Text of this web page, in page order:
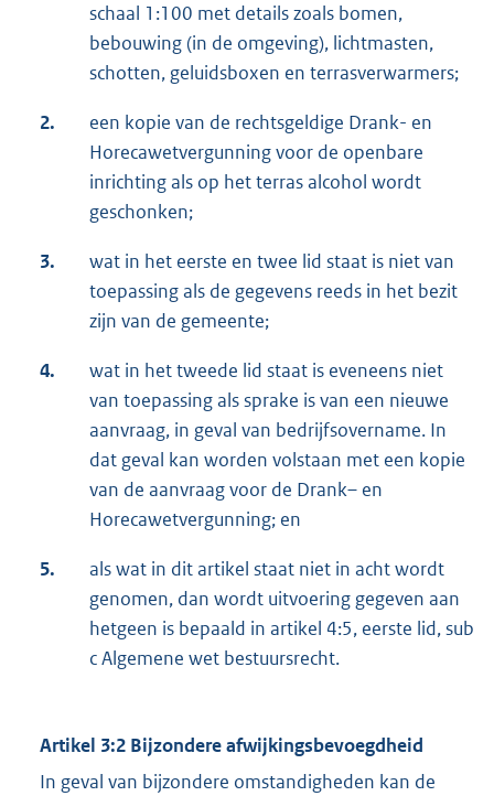
schaal 1:100 met details zoals bomen,
bebouwing (in de omgeving), lichtmasten,
schotten, geluidsboxen en terrasverwarmers;
2.
een kopie van de rechtsgeldige Drank- en
Horecawetvergunning voor de openbare
inrichting als op het terras alcohol wordt
geschonken;
3.
wat in het eerste en twee lid staat is niet van
toepassing als de gegevens reeds in het bezit
zijn van de gemeente;
4.
wat in het tweede lid staat is eveneens niet
van toepassing als sprake is van een nieuwe
aanvraag, in geval van bedrijfsovername. In
dat geval kan worden volstaan met een kopie
van de aanvraag voor de Drank– en
Horecawetvergunning; en
5.
als wat in dit artikel staat niet in acht wordt
genomen, dan wordt uitvoering gegeven aan
hetgeen is bepaald in artikel 4:5, eerste lid, sub
c Algemene wet bestuursrecht.
Artikel 3:2 Bijzondere afwijkingsbevoegdheid
In geval van bijzondere omstandigheden kan de